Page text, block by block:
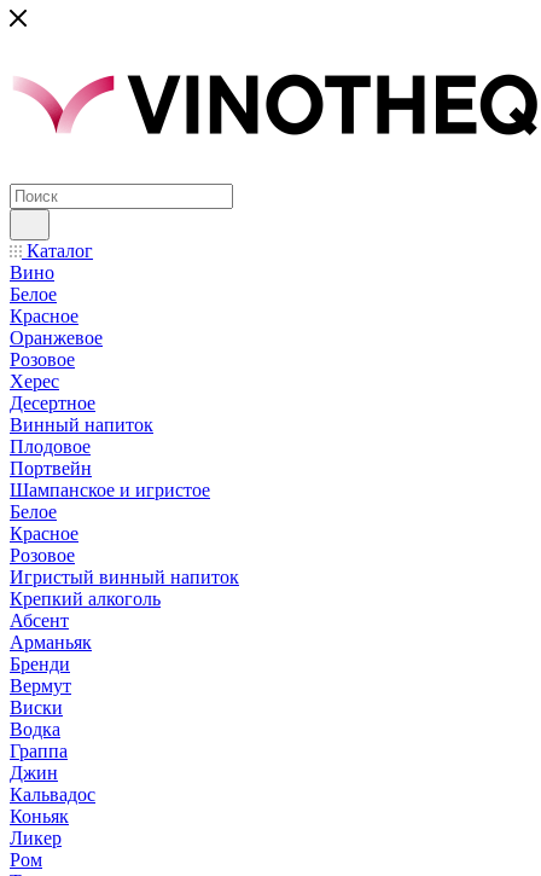
Каталог
Вино
Белое
Красное
Оранжевое
Розовое
Херес
Десертное
Винный напиток
Плодовое
Портвейн
Шампанское и игристое
Белое
Красное
Розовое
Игристый винный напиток
Крепкий алкоголь
Абсент
Арманьяк
Бренди
Вермут
Виски
Водка
Граппа
Джин
Кальвадос
Коньяк
Ликер
Ром